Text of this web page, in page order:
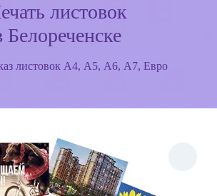
листовок
Белореченске
листовок А4, А5, А6, А7, Евро